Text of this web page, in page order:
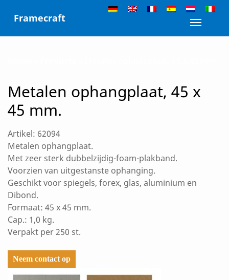
Framecraft Toggle
Metalen ophangplaat, 45 x
45 mm.
Artikel: 62094
Metalen ophangplaat.
Met zeer sterk dubbelzijdig-foam-plakband.
Voorzien van uitgestanste ophanging.
Geschikt voor spiegels, forex, glas, aluminium en
Dibond.
Formaat: 45 x 45 mm.
Cap.: 1,0 kg.
Verpakt per 250 st.
Neem contact op